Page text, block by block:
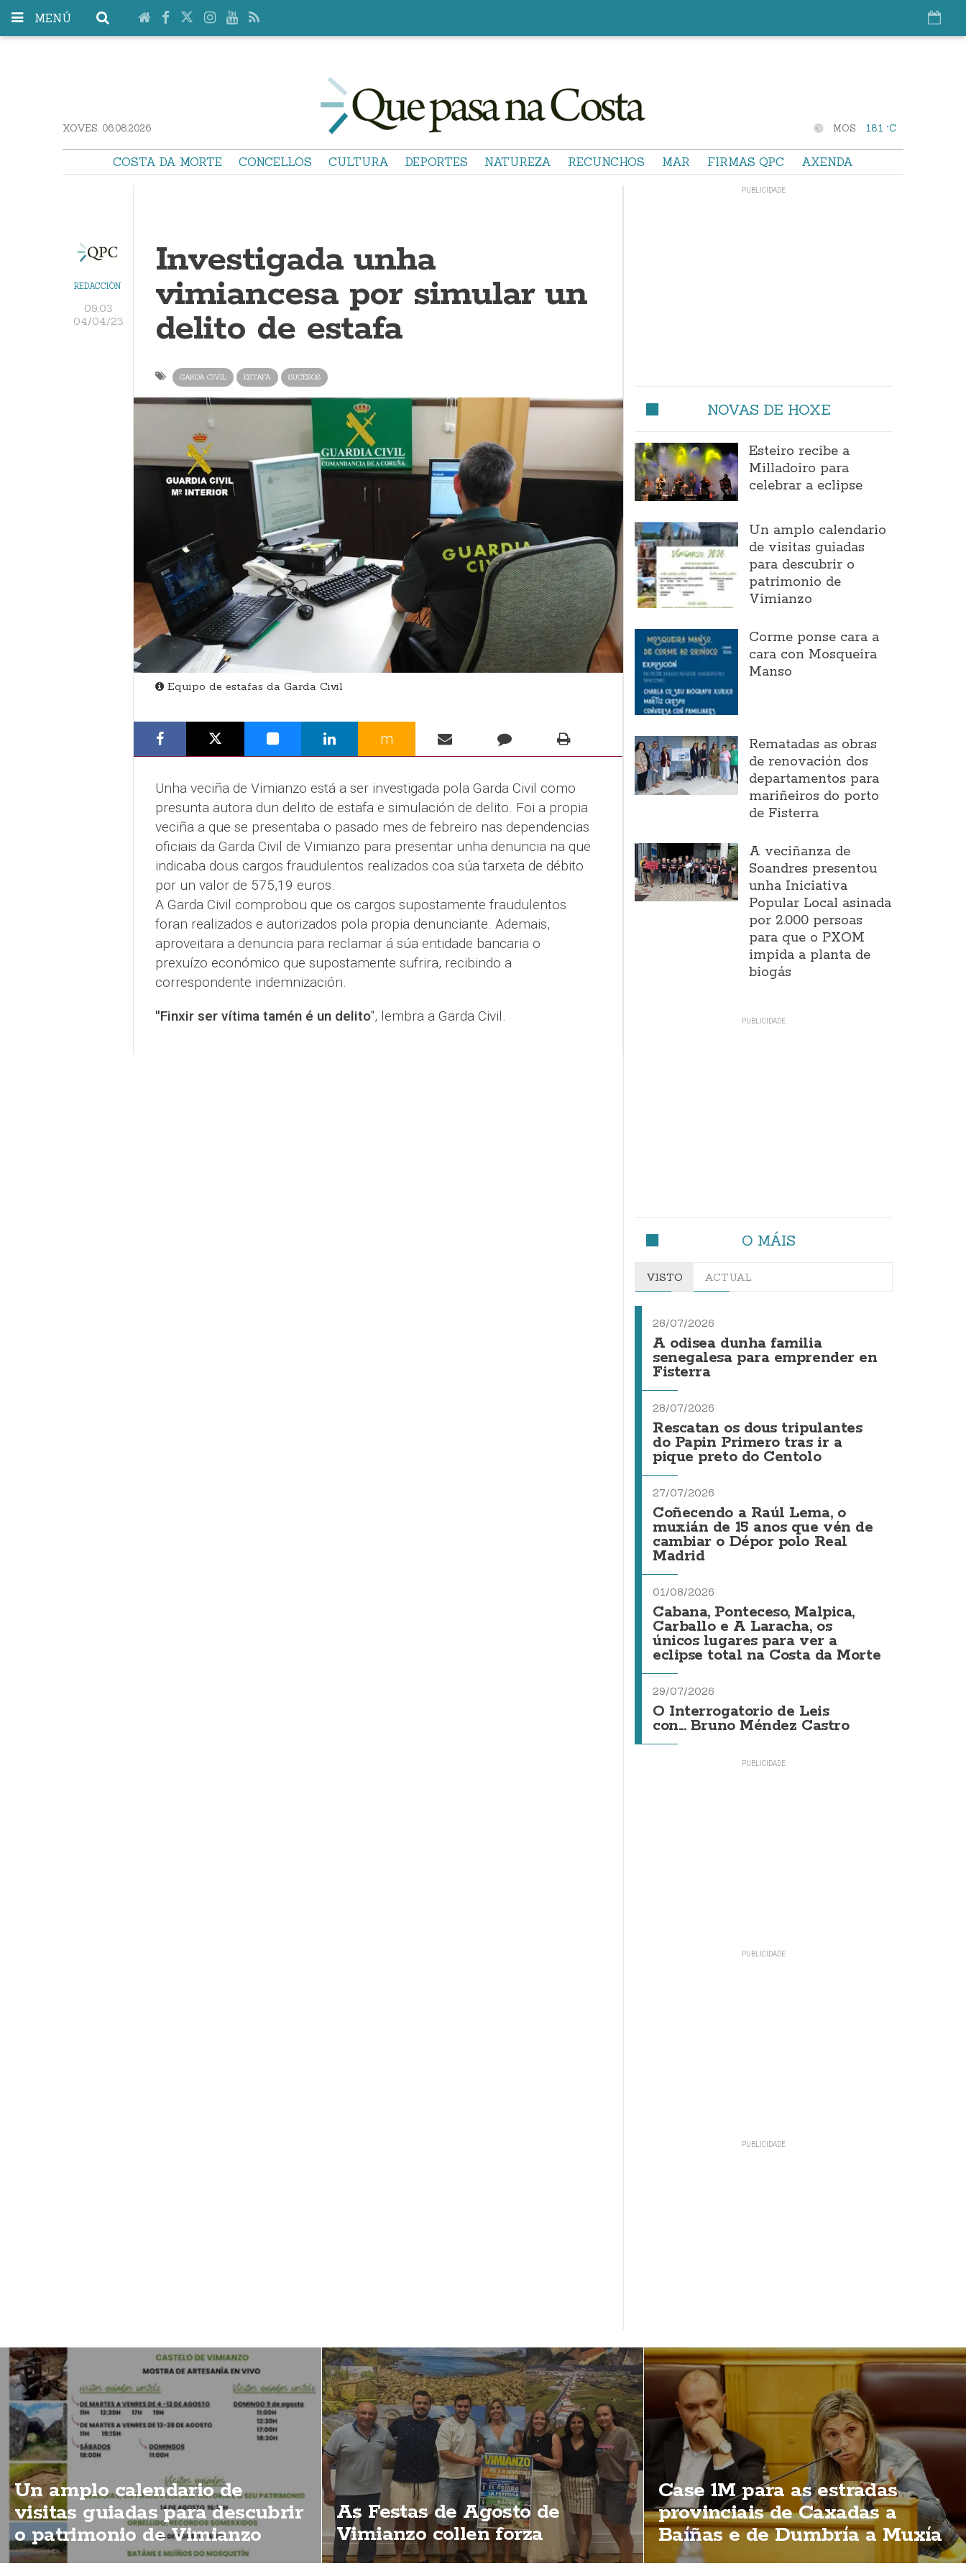
MENÚ
XOVES. 06.08.2026 MOS 18.1 °C
COSTA DA MORTE CONCELLOS CULTURA DEPORTES NATUREZA RECUNCHOS MAR FIRMAS QPC AXENDA
REDACCIÓN
09:03
04/04/23
Investigada unha
vimiancesa por simular un
delito de estafa
GARDA CIVIL ESTAFA SUCESOS
Equipo de estafas da Garda Civil
m
Unha veciña de Vimianzo está a ser investigada pola Garda Civil como
presunta autora dun delito de estafa e simulación de delito. Foi a propia
veciña a que se presentaba o pasado mes de febreiro nas dependencias
oficiais da Garda Civil de Vimianzo para presentar unha denuncia na que
indicaba dous cargos fraudulentos realizados coa súa tarxeta de débito
por un valor de 575,19 euros.
A Garda Civil comprobou que os cargos supostamente fraudulentos
foran realizados e autorizados pola propia denunciante. Ademais,
aproveitara a denuncia para reclamar á súa entidade bancaria o
prexuízo económico que supostamente sufrira, recibindo a
correspondente indemnización.
"Finxir ser vítima tamén é un delito", lembra a Garda Civil.
NOVAS DE HOXE
Esteiro recibe a
Milladoiro para
celebrar a eclipse
Un amplo calendario
de visitas guiadas
para descubrir o
patrimonio de
Vimianzo
Corme ponse cara a
cara con Mosqueira
Manso
Rematadas as obras
de renovación dos
departamentos para
mariñeiros do porto
de Fisterra
A veciñanza de
Soandres presentou
unha Iniciativa
Popular Local asinada
por 2.000 persoas
para que o PXOM
impida a planta de
biogás
O MÁIS
VISTO ACTUAL
28/07/2026
A odisea dunha familia
senegalesa para emprender en
Fisterra
28/07/2026
Rescatan os dous tripulantes
do Papin Primero tras ir a
pique preto do Centolo
27/07/2026
Coñecendo a Raúl Lema, o
muxián de 15 anos que vén de
cambiar o Dépor polo Real
Madrid
01/08/2026
Cabana, Ponteceso, Malpica,
Carballo e A Laracha, os
únicos lugares para ver a
eclipse total na Costa da Morte
29/07/2026
O Interrogatorio de Leis
con... Bruno Méndez Castro
Un amplo calendario de
visitas guiadas para descubrir
o patrimonio de Vimianzo
As Festas de Agosto de
Vimianzo collen forza
Case 1M para as estradas
provinciais de Caxadas a
Baíñas e de Dumbría a Muxía